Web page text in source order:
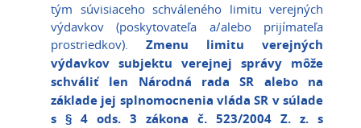
tým súvisiaceho schváleného limitu verejných
výdavkov (poskytovateľa a/alebo prijímateľa
prostriedkov). Zmenu limitu verejných
výdavkov subjektu verejnej správy môže
schváliť len Národná rada SR alebo na
základe jej splnomocnenia vláda SR v súlade
s § 4 ods. 3 zákona č. 523/2004 Z. z. s